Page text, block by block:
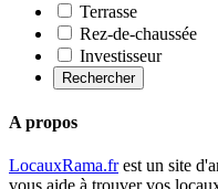
Terrasse
Rez-de-chaussée
Investisseur
Rechercher
A propos
LocauxRama.frest un site